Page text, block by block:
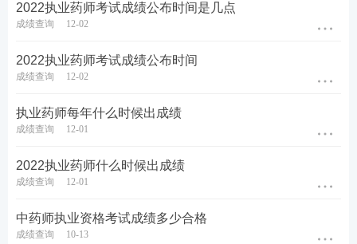
参与执业药师答题闯关，赢取备考好礼>>
考点集训打卡，每天攻克一个高频考点>>
2022执业药师考试成绩公布时间是几点
成绩查询 12-02
2022执业药师考试成绩公布时间
成绩查询 12-02
执业药师每年什么时候出成绩
成绩查询 12-01
2022执业药师什么时候出成绩
成绩查询 12-01
中药师执业资格考试成绩多少合格
成绩查询 10-13